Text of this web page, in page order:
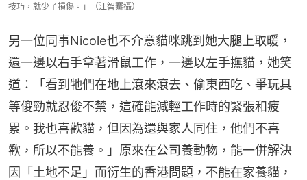
技巧，就少了損傷。」（江智騫攝）
另一位同事Nicole也不介意貓咪跳到她大腿上取暖，
還一邊以右手拿著滑鼠工作，一邊以左手撫貓，她笑
道：「看到牠們在地上滾來滾去、偷東西吃、爭玩具
等傻勁就忍俊不禁，這確能減輕工作時的緊張和疲
累。我也喜歡貓，但因為還與家人同住，他們不喜
歡，所以不能養。」原來在公司養動物，能一併解決
因「土地不足」而衍生的香港問題，不能在家養貓，